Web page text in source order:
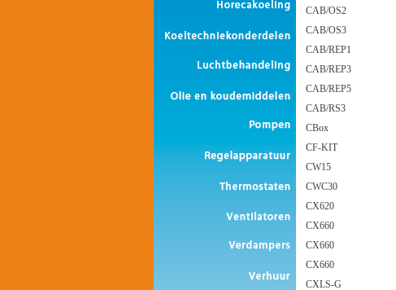
CAB/OS2
CAB/OS3
CAB/REP1
CAB/REP3
CAB/REP5
CAB/RS3
CBox
CF-KIT
CW15
CWC30
CX620
CX660
CX660
CX660
CXLS-G